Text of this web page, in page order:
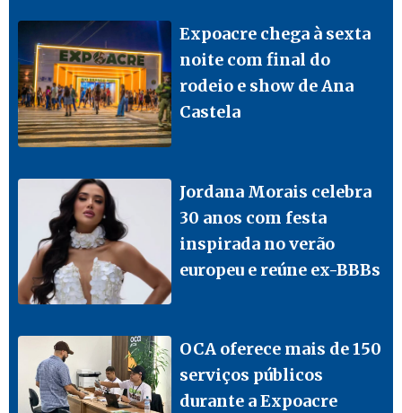
Expoacre chega à sexta
noite com final do
rodeio e show de Ana
Castela
Jordana Morais celebra
30 anos com festa
inspirada no verão
europeu e reúne ex-BBBs
OCA oferece mais de 150
serviços públicos
durante a Expoacre